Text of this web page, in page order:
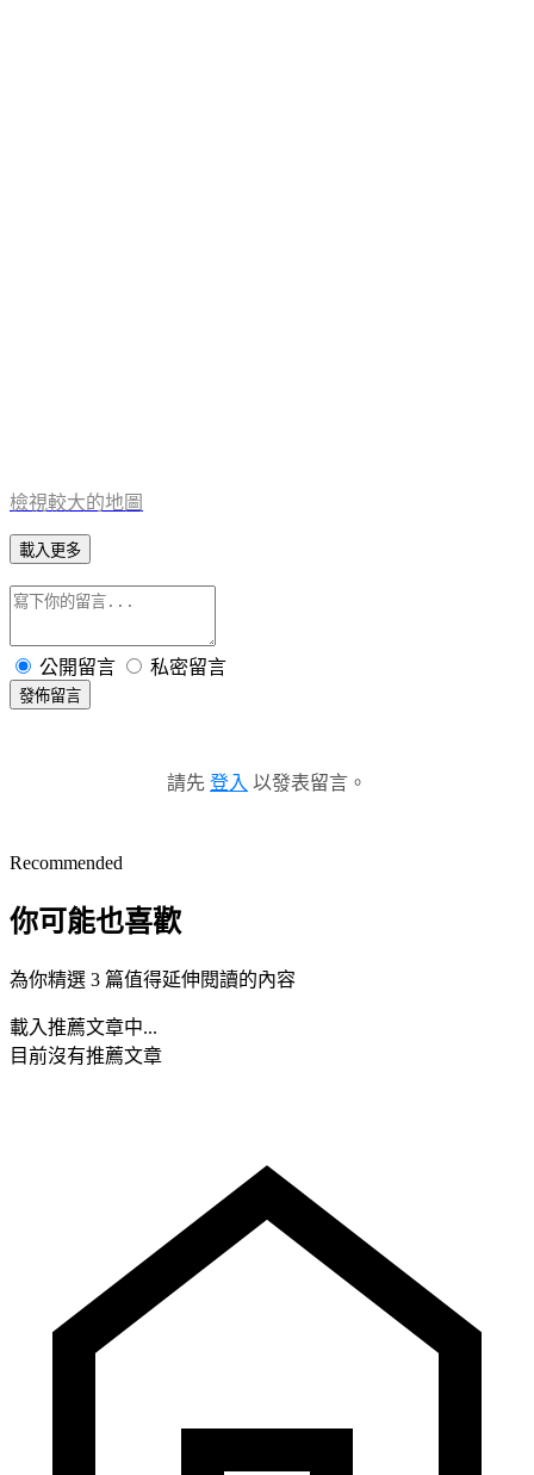
檢視較大的地圖
載入更多
公開留言 私密留言
發佈留言
請先 登入 以發表留言。
Recommended
你可能也喜歡
為你精選 3 篇值得延伸閱讀的內容
載入推薦文章中...
目前沒有推薦文章